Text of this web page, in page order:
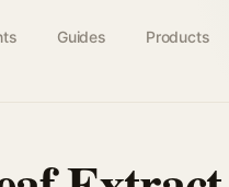
Guides Products